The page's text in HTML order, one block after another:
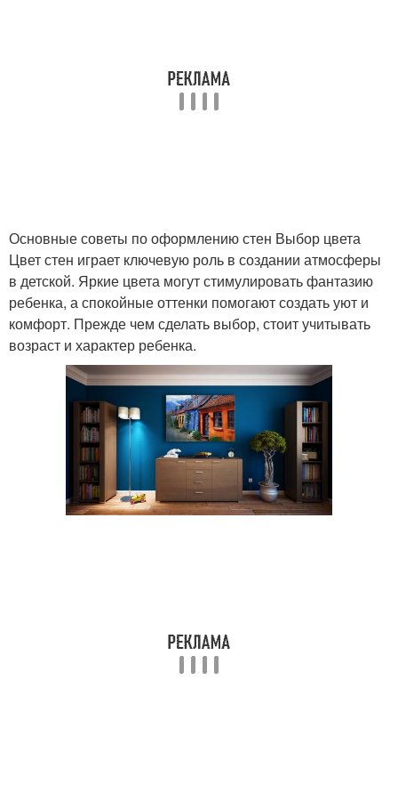
Основные советы по оформлению стен Выбор цвета
Цвет стен играет ключевую роль в создании атмосферы
в детской. Яркие цвета могут стимулировать фантазию
ребенка, а спокойные оттенки помогают создать уют и
комфорт. Прежде чем сделать выбор, стоит учитывать
возраст и характер ребенка.